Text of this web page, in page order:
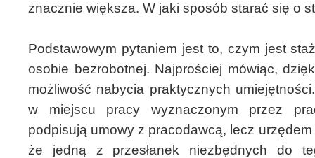
znacznie większa. W jaki sposób starać się o
Podstawowym pytaniem jest to, czym jest
osobie bezrobotnej. Najprościej mówiąc,
możliwość nabycia praktycznych
w miejscu pracy wyznaczonym przez
podpisują umowy z pracodawcą, lecz
że jedną z przesłanek niezbędnych do